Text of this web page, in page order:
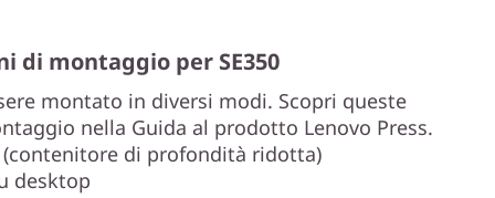
di montaggio per SE350
montato in diversi modi. Scopri queste
nella Guida al prodotto Lenovo Press.
(contenitore di profondità ridotta)
desktop